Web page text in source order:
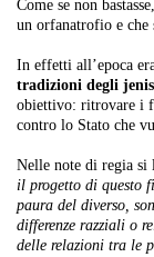
Come se non
un orfanatrofio e
In effetti all’epoca
tradizioni degli
obiettivo: ritrovare i
contro lo Stato che
Nelle note di regia si
il progetto di questo
paura del diverso,
differenze razziali o
delle relazioni tra le